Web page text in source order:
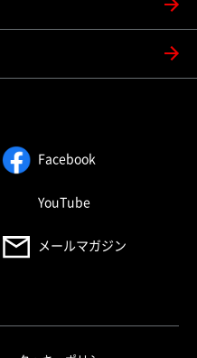
ウで開く）Facebook（別ウィンドウ
開く）YouTube（別ウィンドウで
メールマガジン
ンドウで開く）